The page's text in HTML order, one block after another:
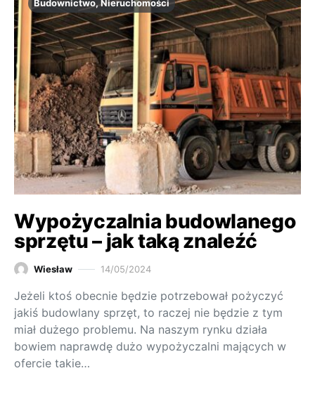
Budownictwo, Nieruchomości
Wypożyczalnia budowlanego
sprzętu – jak taką znaleźć
Wiesław 14/05/2024
Jeżeli ktoś obecnie będzie potrzebował pożyczyć
jakiś budowlany sprzęt, to raczej nie będzie z tym
miał dużego problemu. Na naszym rynku działa
bowiem naprawdę dużo wypożyczalni mających w
ofercie takie…